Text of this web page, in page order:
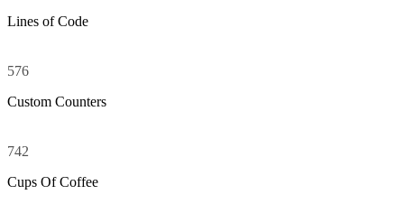
Lines of Code
576
Custom Counters
742
Cups Of Coffee